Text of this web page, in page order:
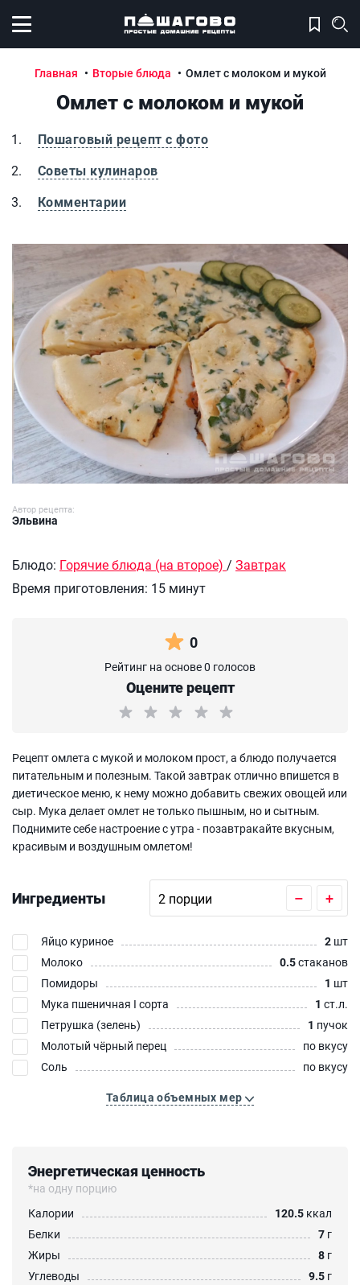
Открыть меню
Главная Вторые блюда Омлет с молоком и мукой
Омлет с молоком и мукой
Пошаговый рецепт с фото
Советы кулинаров
Комментарии
Омлет с молоком и мукой
Автор рецепта:
Эльвина
Блюдо: Горячие блюда (на второе) / Завтрак
Время приготовления: 15 минут
0
Рейтинг на основе 0 голосов
Оцените рецепт
Рецепт омлета с мукой и молоком прост, а блюдо получается
питательным и полезным. Такой завтрак отлично впишется в
диетическое меню, к нему можно добавить свежих овощей или
сыр. Мука делает омлет не только пышным, но и сытным.
Поднимите себе настроение с утра - позавтракайте вкусным,
красивым и воздушным омлетом!
Ингредиенты – +
Яйцо куриное 2 шт
Молоко
0.5стаканов
Помидоры
1 шт
Мука пшеничная I сорта
1 ст.л.
Петрушка (зелень)
1 пучок
Молотый чёрный перец
по вкусу
Соль
по вкусу
Таблица объемных мер
Энергетическая ценность
*на одну порцию
Калории
120.5 ккал
Белки
7 г
Жиры
8 г
Углеводы
9.5 г